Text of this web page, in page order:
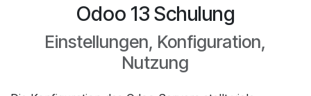
Odoo 13 Schulung
Einstellungen, Konfiguration,
Nutzung